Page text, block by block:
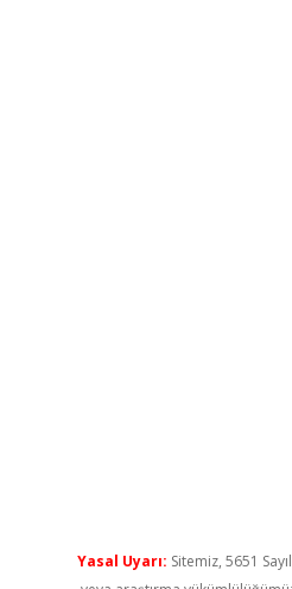
Yasal Uyarı: Sitemiz, 5651